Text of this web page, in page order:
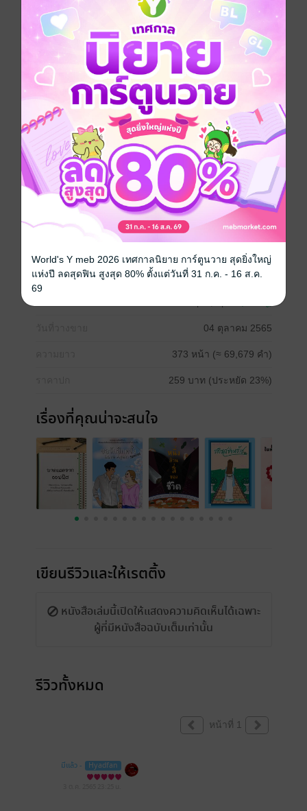
ปกป้องระคายผิวแม้แต่น้อย เขาถึกทนเกินกว่าจะทำอะไร
ได้
“ผมคิดถึงคุณนะรู้ไหม”
ไม่อินว้อย!!
เจนเนตรเบ้ปากมองบนด้วยความรู้สึกรำคาญ คนอะไรตื๊อ
เก่งเป็นบ้า เธอไม่ชอบชายหนุ่ม เขาควรเว้นระยะห่างให้
เกียรติเธอด้วย ไม่ใช่เอะอะก็เข้ามาประชิดตัวคอยแทะโลม
อยู่แบบนี้
“อย่ามาน้ำเน่าใส่ฉัน พวกเรามันพวกเดียวกัน แค่คุณอ้า
ปาก ฉันก็เห็นลิ้นไก่แล้ว”
“เก่งหนิ งั้นไม่อ้อมค้อมละนะ เรามีเซ็กซ์กันเถอะ ผมอยาก
แทบทนไม่ไหวแล้ว”
******
โรแมนติก , NC25+
ดรามา ตลก โรแมนติก โรมานซ์ ความรัก
04 ตุลาคม 2565
373 หน้า (≈ 69,679 คำ)
259 บาท (ประหยัด 23%)
เรื่องที่คุณน่าจะสนใจ
เขียนรีวิวและให้เรตติ้ง
หนังสือเล่มนี้เปิดให้แสดงความคิดเห็นได้เฉพาะ
ผู้ที่มีหนังสือฉบับเต็มเท่านั้น
รีวิวทั้งหมด
หน้าที่ 1
มีแล้ว - Hyadfan
World's Y meb 2026 เทศกาลนิยาย การ์ตูนวาย สุดยิ่งใหญ่
แห่งปี ลดสุดฟิน สูงสุด 80% ตั้งแต่วันที่ 31 ก.ค. - 16 ส.ค.
69